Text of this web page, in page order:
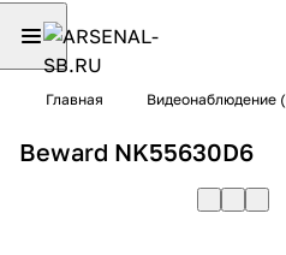
Главная Видеонаблюдение
Beward NK55630D6